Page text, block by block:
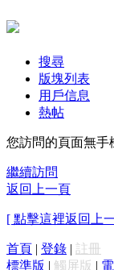
搜尋
版塊列表
用戶信息
熱帖
您訪問的頁面無手
繼續訪問
返回上一頁
[ 點擊這裡返回上
首頁 | 登錄 | 註冊
標準版 | 觸屏版 |